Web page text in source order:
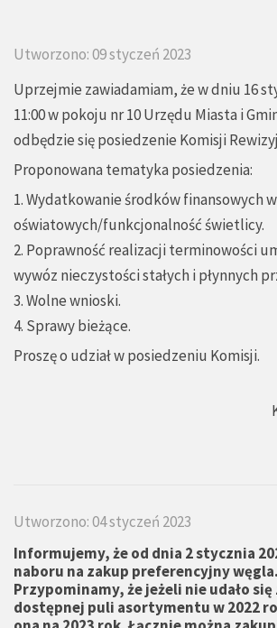
Utworzono: 09 styczeń 2023
Uprzejmie zawiadamiam, że w dniu 16
11:00 w pokoju nr 10 Urzędu Miasta i
odbędzie się posiedzenie Komisji
Proponowana tematyka posiedzenia:
1. Wydatkowanie środków finansowych
oświatowych/funkcjonalność świetlicy.
2. Poprawność realizacji terminowości
wywóz nieczystości stałych i płynnych
3. Wolne wnioski.
4. Sprawy bieżące.
Proszę o udział w posiedzeniu Komisji.
Utworzono: 04 styczeń 2023
Informujemy, że od dnia 2 stycznia
naboru na zakup preferencyjny węgla.
Przypominamy, że jeżeli nie udało się
dostępnej puli asortymentu w 2022